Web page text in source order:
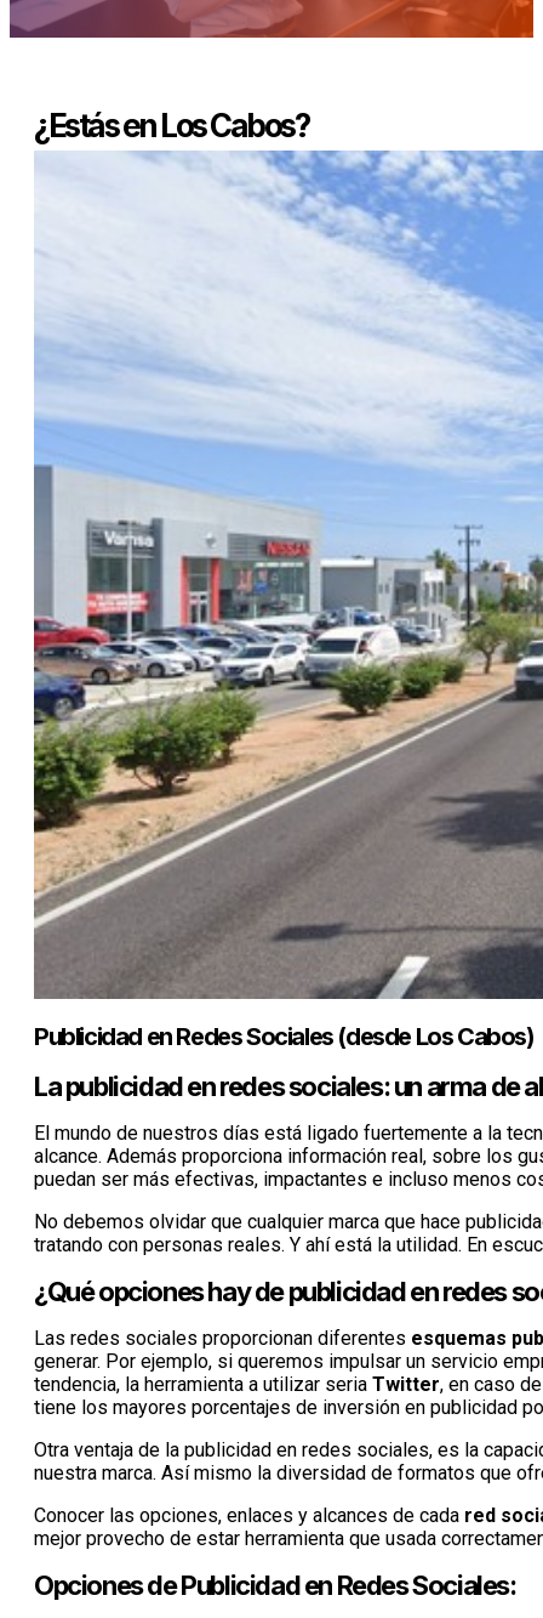
¿Estás en Los Cabos?
Publicidad en Redes Sociales (desde Los Cabos)
La publicidad en redes sociales: un arma de
El mundo de nuestros días está ligado fuertemente a la
alcance. Además proporciona información real, sobre los
puedan ser más efectivas, impactantes e incluso menos
No debemos olvidar que cualquier marca que hace
tratando con personas reales. Y ahí está la utilidad. En
¿Qué opciones hay de publicidad en redes
Las redes sociales proporcionan diferentes esquemas
generar. Por ejemplo, si queremos impulsar un servicio
tendencia, la herramienta a utilizar seria Twitter, en caso
tiene los mayores porcentajes de inversión en publicidad
Otra ventaja de la publicidad en redes sociales, es la
nuestra marca. Así mismo la diversidad de formatos que
Conocer las opciones, enlaces y alcances de cada red
mejor provecho de estar herramienta que usada
Opciones de Publicidad en Redes Sociales: